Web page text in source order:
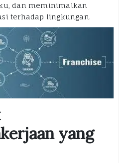
dan meminimalkan
terhadap lingkungan.
yang